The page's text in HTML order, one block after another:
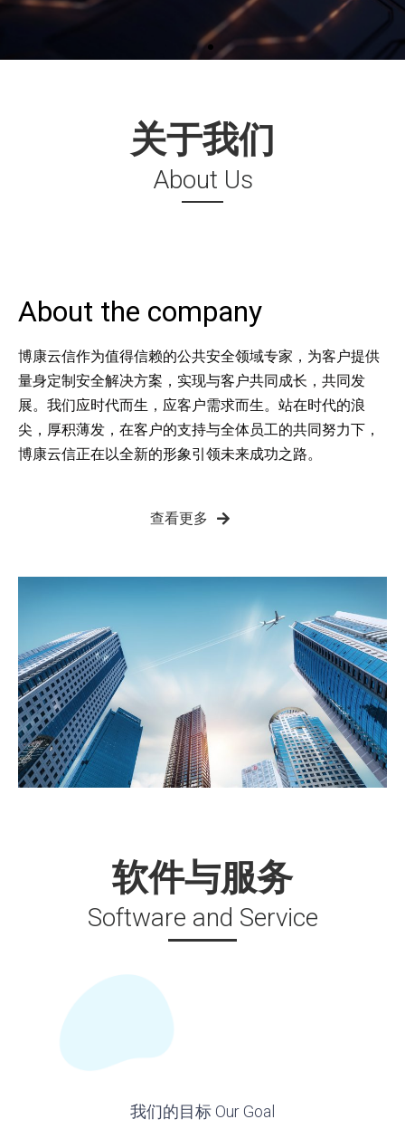
关于我们
About Us
About the company
博康云信作为值得信赖的公共安全领域专家，为客户提供
量身定制安全解决方案，实现与客户共同成长，共同发
展。我们应时代而生，应客户需求而生。站在时代的浪
尖，厚积薄发，在客户的支持与全体员工的共同努力下，
博康云信正在以全新的形象引领未来成功之路。
查看更多
软件与服务
Software and Service
我们的目标 Our Goal